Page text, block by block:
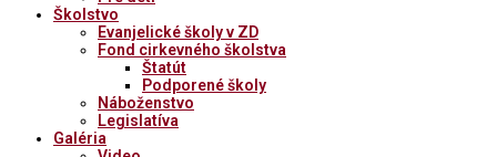
Školstvo
Evanjelické školy v ZD
Fond cirkevného školstva
Štatút
Podporené školy
Náboženstvo
Legislatíva
Galéria